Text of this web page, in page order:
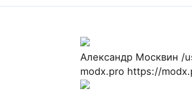
Александр Москвин /
modx.pro https://